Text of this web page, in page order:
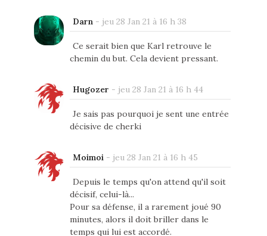
Darn- jeu 28 Jan 21 à 16 h 38
Ce serait bien que Karl retrouve le
chemin du but. Cela devient pressant.
Hugozer - jeu 28 Jan 21 à 16 h 44
Je sais pas pourquoi je sent une entrée
décisive de cherki
Moimoi- jeu 28 Jan 21 à 16 h 45
Depuis le temps qu'on attend qu'il soit
décisif, celui-là...
Pour sa défense, il a rarement joué 90
minutes, alors il doit briller dans le
temps qui lui est accordé.